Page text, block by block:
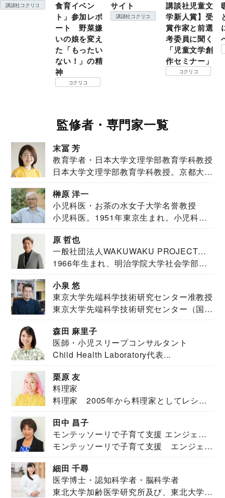
講談社コクリコ
食育イベン
ト」参加レポ
ート 野菜嫌
いの娘を変え
た「もったい
ない！」の精
神
コクリコ
サイト
講談社コクリコ
講談社児童文
学新人賞】受
賞作家と前選
考委員に聞く
「児童文学創
作セミナー」
コクリコ
監修者・専門家一覧
末冨 芳
教育学者・日本大学文理学部教育学科教授
日本大学文理学部教育学科教授。京都大学
榊原 洋一
小児科医・お茶の水女子大学名誉教授
小児科医。1951年東京生まれ。小児科
原 哲也
一般社団法人WAKUWAKU PROJECT
JAPAN代表・言語聴覚士・社会福祉士
1966年生まれ、明治学院大学社会学部福
小泉 悠
東京大学先端科学技術研究センター准教授
東京大学先端科学技術研究センター（国際
森田 麻里子
医師・小児スリープコンサルタント
Child Health Laboratory代表...
栗原 友
料理家
料理家 2005年から料理家としてレシピ
田中 昌子
モンテッソーリで子育て支援 エンジェル
ズハウス研究所所長
モンテッソーリで子育て支援 エンジェル
細田 千尋
医学博士・認知科学者・脳科学者
東北大学加齢医学研究所及び、東北大学大